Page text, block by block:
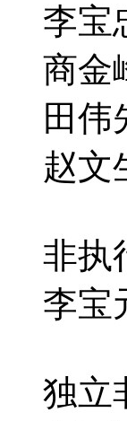
李宝
商金
田伟
赵文
非执
李宝
独立